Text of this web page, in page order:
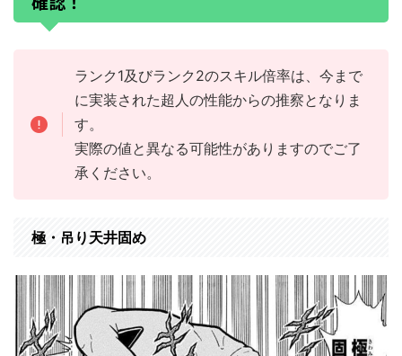
ランク1及びランク2のスキル倍率は、今まで
に実装された超人の性能からの推察となりま
す。
実際の値と異なる可能性がありますのでご了
承ください。
極・吊り天井固め